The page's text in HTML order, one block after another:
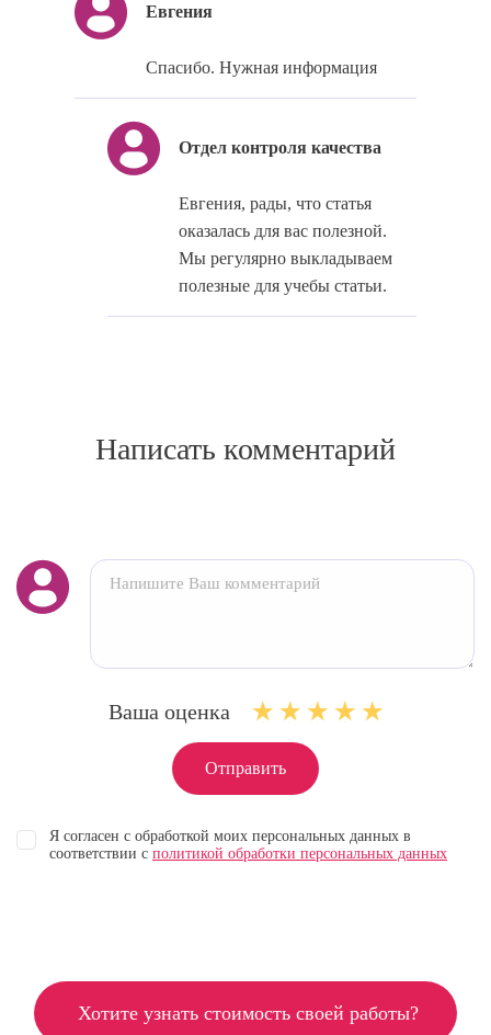
Евгения
Спасибо. Нужная информация
Отдел контроля качества
Евгения, рады, что статья
оказалась для вас полезной.
Мы регулярно выкладываем
полезные для учебы статьи.
Написать комментарий
Ваша оценка
Отправить
Я согласен с обработкой моих персональных данных в
соответствии с политикой обработки персональных данных
Хотите узнать стоимость своей работы?